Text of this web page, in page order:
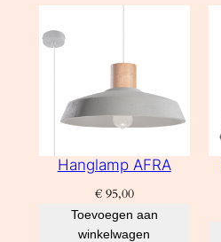
Hanglamp AFRA
€95,00
Toevoegen aan
winkelwagen